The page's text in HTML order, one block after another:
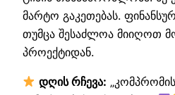
მარტო გაკეთებას.
თუმცა შესაძლოა მიიღოთ
პროექტიდან.
დღის რჩევა: